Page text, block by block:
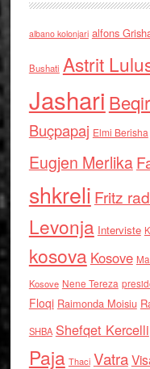
albano kolonjari alfons
Bushati Astrit
Jashari
Buçpapaj Elmi Berisha
Eugjen Merlika
shkreli Fritz
Levonja Interviste
kosova Kosove
Kosove Nene Tereza
Floqi Raimonda Moisiu
SHBA Shefqet Kercelli
Paja Thaci Vatra